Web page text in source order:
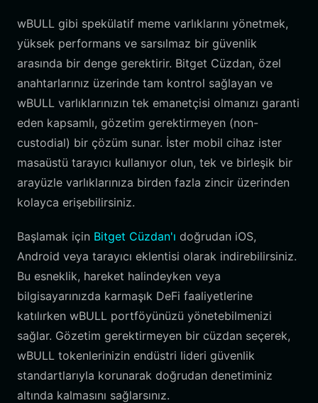
wBULL gibi spekülatif meme varlıklarını yönetmek,
yüksek performans ve sarsılmaz bir güvenlik
arasında bir denge gerektirir. Bitget Cüzdan, özel
anahtarlarınız üzerinde tam kontrol sağlayan ve
wBULL varlıklarınızın tek emanetçisi olmanızı garanti
eden kapsamlı, gözetim gerektirmeyen (non-
custodial) bir çözüm sunar. İster mobil cihaz ister
masaüstü tarayıcı kullanıyor olun, tek ve birleşik bir
arayüzle varlıklarınıza birden fazla zincir üzerinden
kolayca erişebilirsiniz.
Başlamak için Bitget Cüzdan'ı doğrudan iOS,
Android veya tarayıcı eklentisi olarak indirebilirsiniz.
Bu esneklik, hareket halindeyken veya
bilgisayarınızda karmaşık DeFi faaliyetlerine
katılırken wBULL portföyünüzü yönetebilmenizi
sağlar. Gözetim gerektirmeyen bir cüzdan seçerek,
wBULL tokenlerinizin endüstri lideri güvenlik
standartlarıyla korunarak doğrudan denetiminiz
altında kalmasını sağlarsınız.